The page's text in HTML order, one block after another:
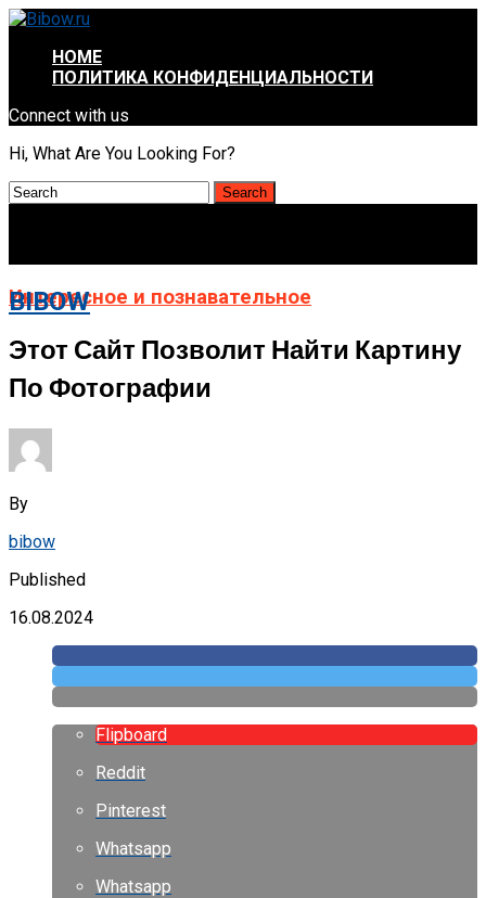
HOME
ПОЛИТИКА КОНФИДЕНЦИАЛЬНОСТИ
Connect with us
Hi, What Are You Looking For?
BIBOW
Интересное и познавательное
Этот Сайт Позволит Найти Картину
По Фотографии
By
bibow
Published
16.08.2024
Flipboard
Reddit
Pinterest
Whatsapp
Whatsapp